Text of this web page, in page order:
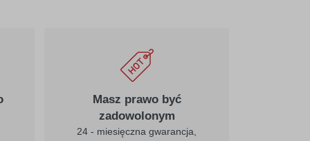
Masz prawo być
zadowolonym
24 - miesięczna gwarancja,